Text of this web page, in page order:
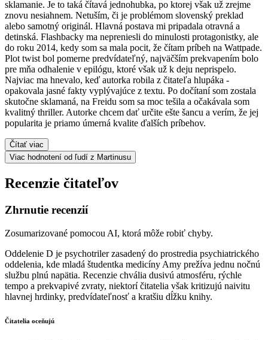
sklamanie. Je to taká čítavá jednohubka, po ktorej však už zrejme
znovu nesiahnem. Netuším, či je problémom slovenský preklad
alebo samotný originál. Hlavná postava mi pripadala otravná a
detinská. Flashbacky ma nepreniesli do minulosti protagonistky, ale
do roku 2014, kedy som sa mala pocit, že čítam príbeh na Wattpade.
Plot twist bol pomerne predvídateľný, najväčším prekvapením bolo
pre mňa odhalenie v epilógu, ktoré však už k deju neprispelo.
Najviac ma hnevalo, keď autorka robila z čitateľa hlupáka -
opakovala jasné fakty vyplývajúce z textu. Po dočítaní som zostala
skutočne sklamaná, na Freidu som sa moc tešila a očakávala som
kvalitný thriller. Autorke chcem dať určite ešte šancu a verím, že jej
popularita je priamo úmerná kvalite ďalších príbehov.
Čítať viac
Viac hodnotení od ľudí z Martinusu
Recenzie čitateľov
Zhrnutie recenzií
Zosumarizované pomocou AI, ktorá môže robiť chyby.
Oddelenie D je psychotriler zasadený do prostredia psychiatrického
oddelenia, kde mladá študentka medicíny Amy prežíva jednu nočnú
službu plnú napätia. Recenzie chvália dusivú atmosféru, rýchle
tempo a prekvapivé zvraty, niektorí čitatelia však kritizujú naivitu
hlavnej hrdinky, predvídateľnosť a kratšiu dĺžku knihy.
Čitatelia oceňujú